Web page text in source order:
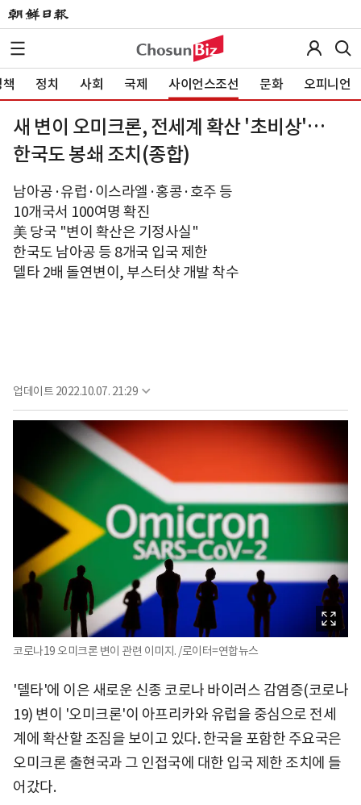
정치 사회 국제 사이언스조선 문화 오피니언
새 변이 오미크론, 전세계 확산 '초비상'…
한국도 봉쇄 조치(종합)
남아공·유럽·이스라엘·홍콩·호주 등
10개국서 100여명 확진
美 당국 "변이 확산은 기정사실"
한국도 남아공 등 8개국 입국 제한
델타 2배 돌연변이, 부스터샷 개발 착수
업데이트 2022.10.07. 21:29
코로나19 오미크론 변이 관련 이미지. /로이터=연합뉴스
'델타'에 이은 새로운 신종 코로나 바이러스 감염증(코로나
19) 변이 '오미크론'이 아프리카와 유럽을 중심으로 전세
계에 확산할 조짐을 보이고 있다. 한국을 포함한 주요국은
오미크론 출현국과 그 인접국에 대한 입국 제한 조치에 들
어갔다.